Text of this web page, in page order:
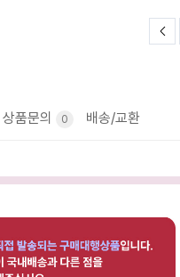
상품문의 0 배송/교환